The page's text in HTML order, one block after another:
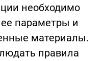
необходимо
параметры и
материалы.
правила